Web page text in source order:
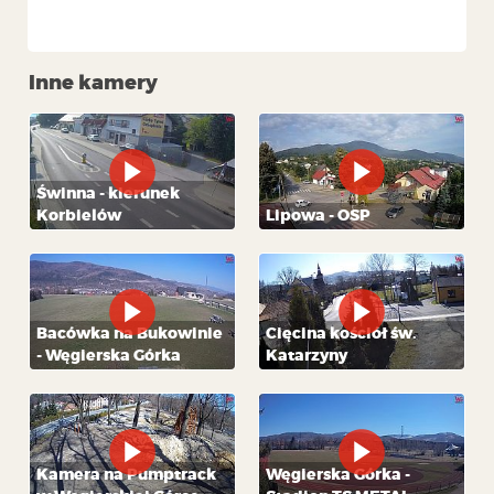
Inne kamery
Świnna - kierunek
Korbielów
Lipowa - OSP
Bacówka na Bukowinie
- Węgierska Górka
Cięcina kościół św.
Katarzyny
Kamera na Pumptrack
Węgierska Górka -